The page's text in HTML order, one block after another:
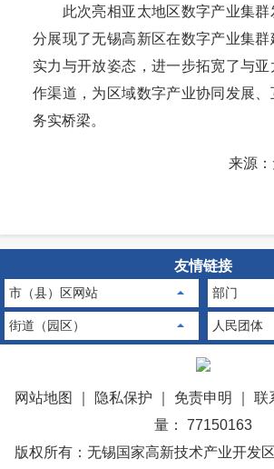
此次亮相亚太地区数字产业集群
分展现了无锡高新区在数字产业集
实力与开放姿态，进一步拓宽了与
作渠道，为区域数字产业协同发展、
务实桥梁。
来源
友情链接
市（县）区网站 部门
街道（园区） 人民团体
网站地图 隐私保护 免责申明 联
量： 77150163
版权所有：无锡国家高新技术产业开发